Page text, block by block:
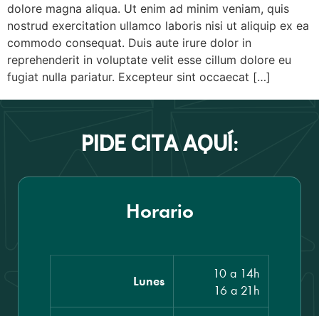
dolore magna aliqua. Ut enim ad minim veniam, quis
nostrud exercitation ullamco laboris nisi ut aliquip ex ea
commodo consequat. Duis aute irure dolor in
reprehenderit in voluptate velit esse cillum dolore eu
fugiat nulla pariatur. Excepteur sint occaecat […]
pide cita aquí:
Horario
Lunes
10 a 14h
16 a 21h